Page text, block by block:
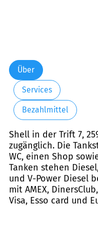
Über
Services
Bezahlmittel
Shell in der Trift 7,
zugänglich. Die
WC, einen Shop
Tanken stehen
und V-Power Diesel
mit AMEX,
Visa, Esso card und